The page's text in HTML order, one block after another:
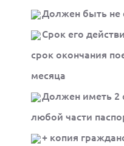
Должен быть не
Срок его
срок окончания
месяца
Должен иметь 2
любой части
+ копия